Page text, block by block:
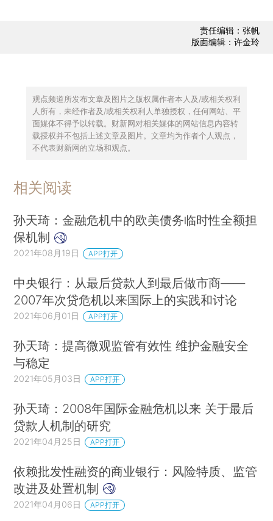
责任编辑：张帆
版面编辑：许金玲
观点频道所发布文章及图片之版权属作者本人及/或相关权利
人所有，未经作者及/或相关权利人单独授权，任何网站、平
面媒体不得予以转载。财新网对相关媒体的网站信息内容转
载授权并不包括上述文章及图片。文章均为作者个人观点，
不代表财新网的立场和观点。
相关阅读
孙天琦：金融危机中的欧美债务临时性全额担
保机制
2021年08月19日 APP打开
中央银行：从最后贷款人到最后做市商——
2007年次贷危机以来国际上的实践和讨论
2021年06月01日 APP打开
孙天琦：提高微观监管有效性 维护金融安全
与稳定
2021年05月03日 APP打开
孙天琦：2008年国际金融危机以来 关于最后
贷款人机制的研究
2021年04月25日 APP打开
依赖批发性融资的商业银行：风险特质、监管
改进及处置机制
2021年04月06日 APP打开